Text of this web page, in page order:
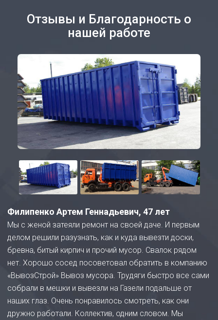
Отзывы и Благодарность о
нашей работе
Филипенко Артем Геннадьевич, 47 лет
Мы с женой затеяли ремонт на своей даче. И первым
делом решили разузнать, как и куда вывезти доски,
бревна, битый кирпич и прочий мусор. Свалок рядом
нет. Хорошо сосед посоветовал обратить в компанию
«ВывозСтрой» Вывоз мусора. Трудяги быстро все сами
собрали в мешки и вывезли на Газели подальше от
наших глаз. Очень понравилось смотреть, как они
дружно работали. Коллектив, одним словом. Мы